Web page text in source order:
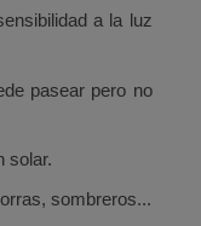
a la luz
pasear pero no
solar.
sombreros...